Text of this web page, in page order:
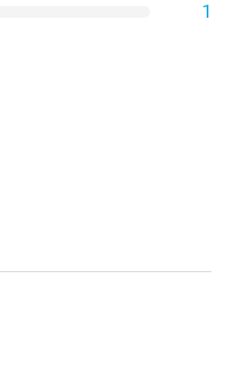
1
fijn om te horen dat je
foto op aluminium.